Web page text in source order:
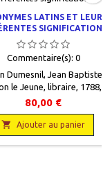
LATINS ET LEURS
SIGNIFICATIONS
Commentaire(s): 0
Dumesnil, Jean Baptiste, ,
le Jeune, libraire, 1788,
x 20,5, LXIII + 648 pages,
Reliure plein veau
Dos à cinq nerfs
de filets doubles. Pièce
en cuir rouge. Titre et
80,00 €
 Ajouter au panier